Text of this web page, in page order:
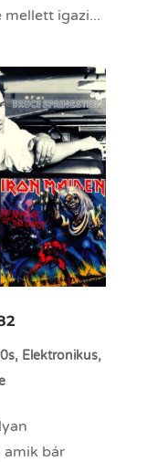
igazi...
, Elektronikus,
amik bár